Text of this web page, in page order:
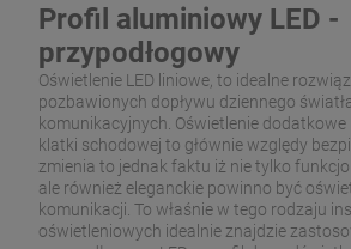
Profil aluminiowy LED -
przypodłogowy
Oświetlenie LED liniowe, to idealne
pozbawionych dopływu dziennego
komunikacyjnych. Oświetlenie
klatki schodowej to głównie względy
zmienia to jednak faktu iż nie tylko
ale również eleganckie powinno być
komunikacji. To właśnie w tego rodzaju
oświetleniowych idealnie znajdzie